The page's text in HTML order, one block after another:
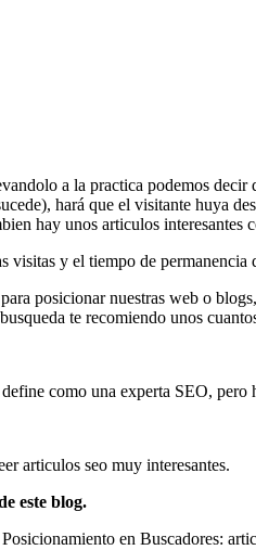
a la practica podemos decir
hará que el visitante huya
hay unos articulos interesantes
visitas y el tiempo de
posicionar nuestras web o
te recomiendo unos
como una experta SEO,
articulos seo muy interesantes.
este blog.